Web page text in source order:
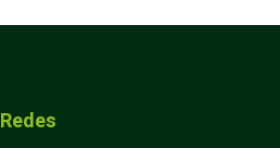
Redes